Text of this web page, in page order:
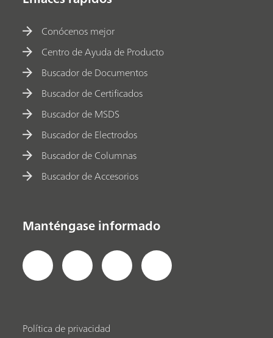
Conócenos mejor
Centro de Ayuda de Producto
Buscador de Documentos
Buscador de Certificados
Buscador de MSDS
Buscador de Electrodos
Buscador de Columnas
Buscador de Accesorios
Manténgase informado
Política de privacidad